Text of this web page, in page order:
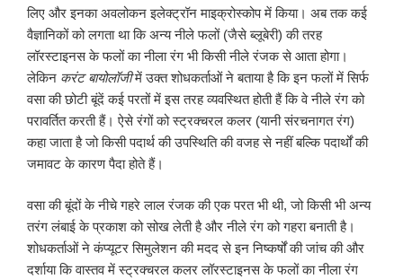
लिए और इनका अवलोकन इलेक्ट्रॉन माइक्रोस्कोप में किया। अब तक कई
वैज्ञानिकों को लगता था कि अन्य नीले फलों (जैसे ब्लूबेरी) की तरह
लॉरस्टाइनस के फलों का नीला रंग भी किसी नीले रंजक से आता होगा।
लेकिन करंट बायोलॉजीमें उक्त शोधकर्ताओं ने बताया है कि इन फलों में सिर्फ
वसा की छोटी बूंदें कई परतों में इस तरह व्यवस्थित होती हैं कि वे नीले रंग को
परावर्तित करती हैं। ऐसे रंगों को स्ट्रक्चरल कलर (यानी संरचनागत रंग)
कहा जाता है जो किसी पदार्थ की उपस्थिति की वजह से नहीं बल्कि पदार्थों की
जमावट के कारण पैदा होते हैं।
वसा की बूंदों के नीचे गहरे लाल रंजक की एक परत भी थी, जो किसी भी अन्य
तरंग लंबाई के प्रकाश को सोख लेती है और नीले रंग को गहरा बनाती है।
शोधकर्ताओं ने कंप्यूटर सिमुलेशन की मदद से इन निष्कर्षों की जांच की और
दर्शाया कि वास्तव में स्ट्रक्चरल कलर लॉरस्टाइनस के फलों का नीला रंग